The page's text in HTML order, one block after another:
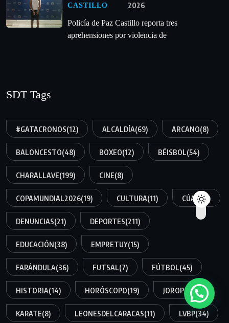
CASTILLO
2026
‎Policía de Paz Castillo reporta tres
aprehensiones por violencia de
SDT Tags
#GATACRONOS(12) ALCALDÍA(69) ARCANO(8)
BALONCESTO(48) BOXEO(12) BÉISBOL(54)
CHARALLAVE(199) CINE(8)
COPAMUNDIAL2026(19) CULTURA(11) CÚA (159)
DENUNCIAS(21) DEPORTES(211)
EDUCACIÓN(38) EMPRETUY(15)
FARÁNDULA(36) FUTSAL(7) FÚTBOL(45)
HISTORIA(14) HORÓSCOPO(19) JOROPO (34)
KARATE(8) LEONESDELCARACAS(11) LVBP(34)